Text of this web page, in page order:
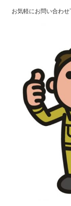
お気軽にお問い合わ